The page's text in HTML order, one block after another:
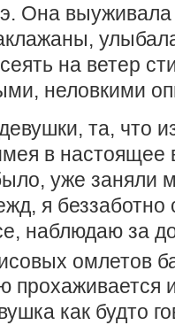
Она выуживала
на ветер
неловкими
та, что
в
уже заняли
я
наблюдаю за
омлетов
прохаживается
как будто